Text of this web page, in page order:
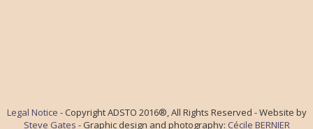
Legal Notice - Copyright ADSTO 2016®, All Rights Reserved - Website by
Steve Gates - Graphic design and photography: Cécile BERNIER